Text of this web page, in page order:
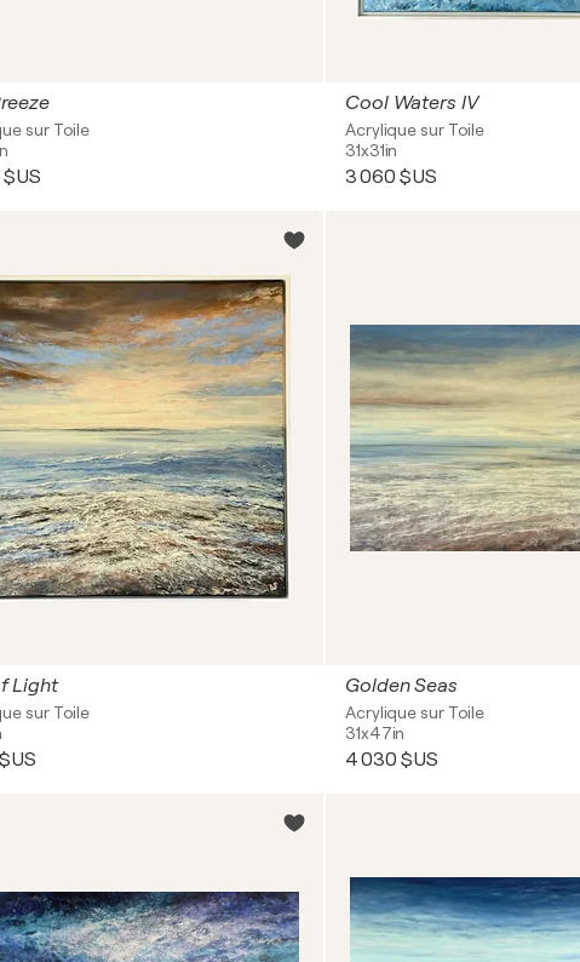
sur Toile
Cool Waters IV
Acrylique sur Toile
31x31in
3 060 $US
Light
sur Toile
Golden Seas
Acrylique sur Toile
31x47in
4 030 $US